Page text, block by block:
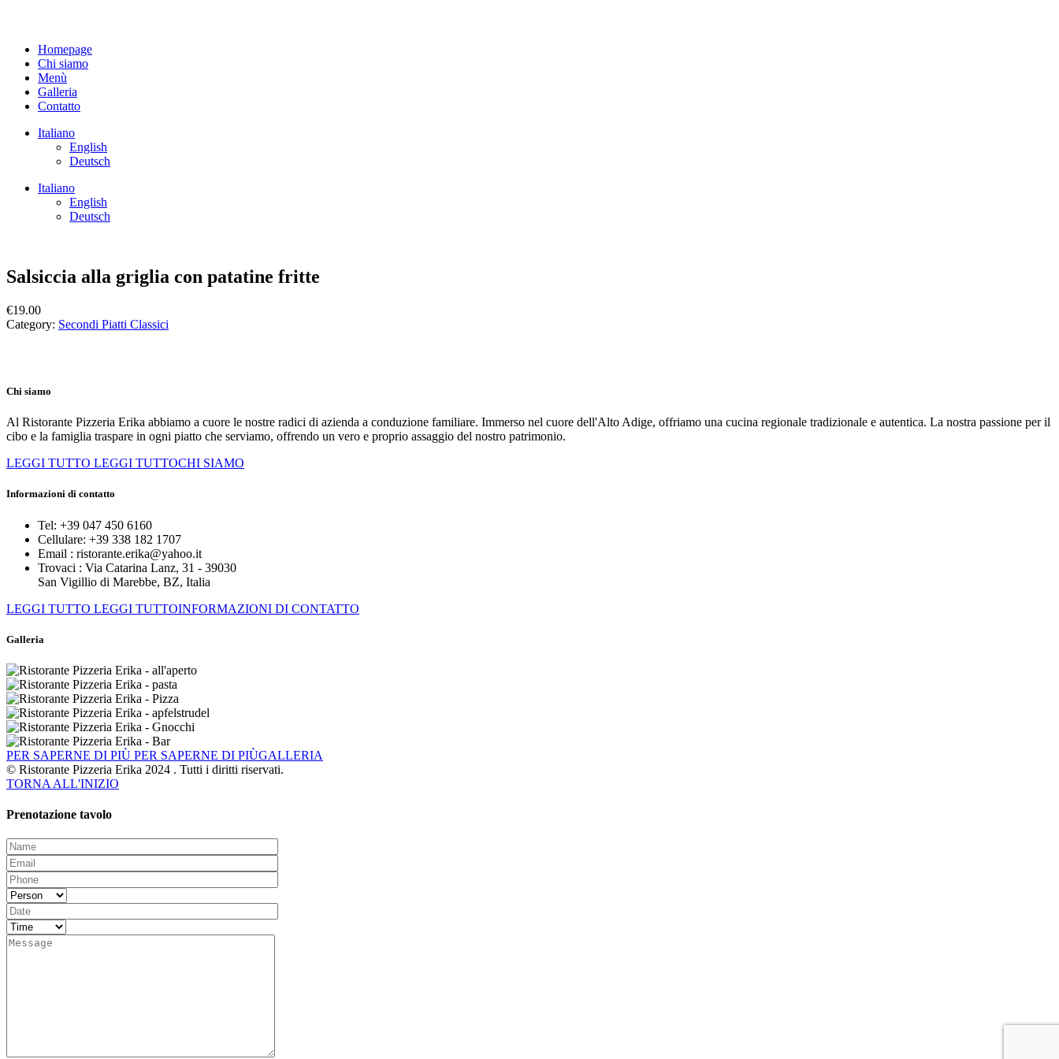
Homepage
Chi siamo
Menù
Galleria
Contatto
Italiano
English
Deutsch
Italiano
English
Deutsch
Salsiccia alla griglia con patatine fritte
€19.00
Category: Secondi Piatti Classici
Chi siamo
Al Ristorante Pizzeria Erika abbiamo a cuore le nostre radici di azienda a conduzione familiare. Immerso nel cuore dell'Alto Adige, offriamo una cucina regionale tradizionale e autentica. La nostra passione per il
cibo e la famiglia traspare in ogni piatto che serviamo, offrendo un vero e proprio assaggio del nostro patrimonio.
LEGGI TUTTO LEGGI TUTTOCHI SIAMO
Informazioni di contatto
Tel: +39 047 450 6160
Cellulare: +39 338 182 1707
Email : ristorante.erika@yahoo.it
Trovaci : Via Catarina Lanz, 31 - 39030
San Vigillio di Marebbe, BZ, Italia
LEGGI TUTTO LEGGI TUTTOINFORMAZIONI DI CONTATTO
Galleria
PER SAPERNE DI PIÙ PER SAPERNE DI PIÙGALLERIA
© Ristorante Pizzeria Erika 2024 . Tutti i diritti riservati.
TORNA ALL'INIZIO
Prenotazione tavolo